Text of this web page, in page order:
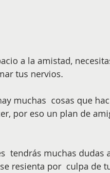
a la amistad,
tus nervios.
muchas  cosas que
por eso un plan de
tendrás muchas dudas
resienta por  culpa de